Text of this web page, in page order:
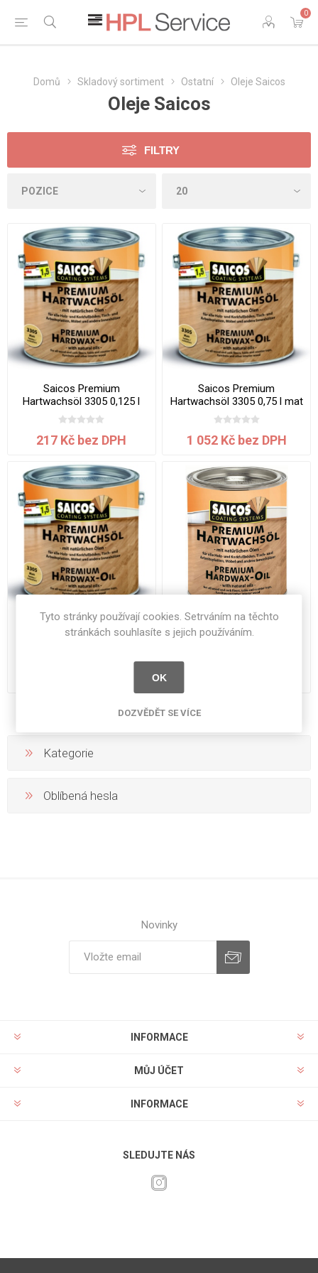
0
Domů Skladový sortiment Ostatní Oleje Saicos
Oleje Saicos
FILTRY
Saicos Premium
Hartwachsöl 3305 0,125 l
mat
217 Kč bez DPH
Saicos Premium
Hartwachsöl 3305 0,75 l mat
1 052 Kč bez DPH
Saicos Premium
Hartwachsöl 3305 2,5 l mat
Saicos Premium
Hartwachsöl 3333 0,125 l
Kategorie
Oblíbená hesla
Novinky
INFORMACE
MŮJ ÚČET
INFORMACE
SLEDUJTE NÁS
Tyto stránky používají cookies. Setrváním na těchto
stránkách souhlasíte s jejich používáním.
OK
DOZVĚDĚT SE VÍCE